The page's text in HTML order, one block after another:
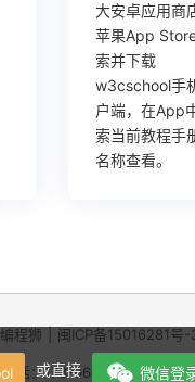
大安卓应用商
苹果App
索并下载
w3cschool手
户端，在App
索当前教程手
名称查看。
编程狮 闽ICP备15016281号-
电话：173-0602-2364 | 举
或直接 微信登